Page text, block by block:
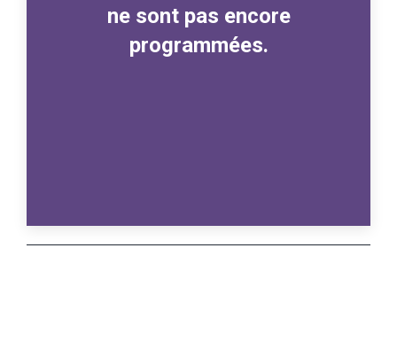
ne sont pas encore
programmées.